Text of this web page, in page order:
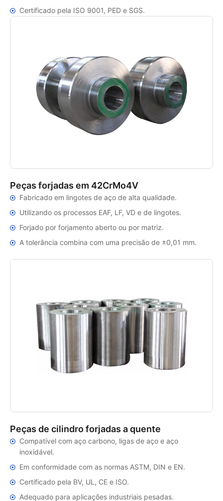
Certificado pela ISO 9001, PED e SGS.
Peças forjadas em 42CrMo4V
Fabricado em lingotes de aço de alta qualidade.
Utilizando os processos EAF, LF, VD e de lingotes.
Forjado por forjamento aberto ou por matriz.
A tolerância combina com uma precisão de ±0,01 mm.
Peças de cilindro forjadas a quente
Compatível com aço carbono, ligas de aço e aço
inoxidável.
Em conformidade com as normas ASTM, DIN e EN.
Certificado pela BV, UL, CE e ISO.
Adequado para aplicações industriais pesadas.